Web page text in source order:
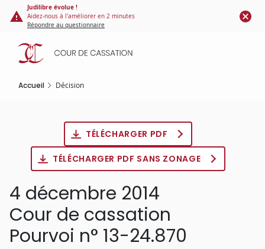
Panneau de gestion des cookies
contenu
principal
Judilibre évolue !
Aidez-nous à l'améliorer en 2 minutes
Répondre au questionnaire
Accueil Décision
TÉLÉCHARGER PDF
TÉLÉCHARGER PDF SANS ZONAGE
4 décembre 2014
Cour de cassation
Pourvoi n° 13-24.870